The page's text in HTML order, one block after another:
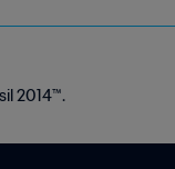
2014™.